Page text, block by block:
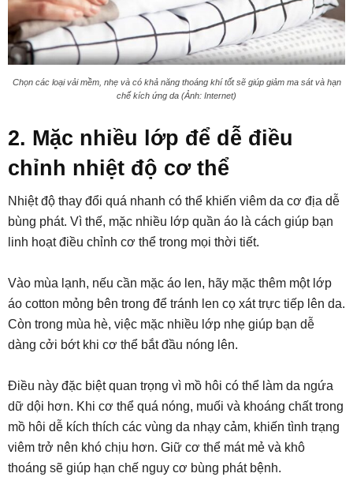
Chọn các loại vải mềm, nhẹ và có khả năng thoáng khí tốt sẽ giúp giảm ma sát và hạn
chế kích ứng da (Ảnh: Internet)
2. Mặc nhiều lớp để dễ điều
chỉnh nhiệt độ cơ thể
Nhiệt độ thay đổi quá nhanh có thể khiến viêm da cơ địa dễ
bùng phát. Vì thế, mặc nhiều lớp quần áo là cách giúp bạn
linh hoạt điều chỉnh cơ thể trong mọi thời tiết.
Vào mùa lạnh, nếu cần mặc áo len, hãy mặc thêm một lớp
áo cotton mỏng bên trong để tránh len cọ xát trực tiếp lên da.
Còn trong mùa hè, việc mặc nhiều lớp nhẹ giúp bạn dễ
dàng cởi bớt khi cơ thể bắt đầu nóng lên.
Điều này đặc biệt quan trọng vì mồ hôi có thể làm da ngứa
dữ dội hơn. Khi cơ thể quá nóng, muối và khoáng chất trong
mồ hôi dễ kích thích các vùng da nhạy cảm, khiến tình trạng
viêm trở nên khó chịu hơn. Giữ cơ thể mát mẻ và khô
thoáng sẽ giúp hạn chế nguy cơ bùng phát bệnh.